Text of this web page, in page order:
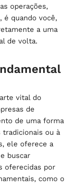
operações,
é quando você,
a uma
de volta.
vital do
de
de uma forma
ou à
ele oferece a
buscar
oferecidas por
como o